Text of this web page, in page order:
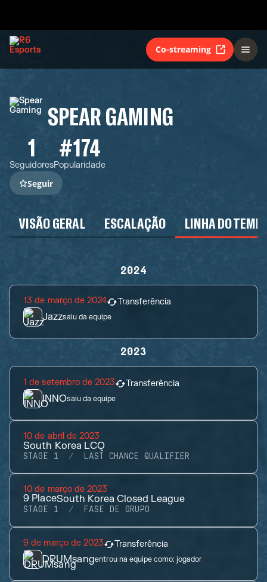
Co-streaming
SPEAR GAMING
1
Seguidores
#174
Popularidade
Seguir
VISÃO GERAL ESCALAÇÃO LINHA DO
2024
13 de março de 2024 Transferência
Jazzsaiu da equipe
2023
1 de setembro de 2023 Transferência
INNOsaiu da equipe
10 de abril de 2023
South Korea LCQ
STAGE 1 LAST CHANCE QUALIFIER
10 de março de 2023
9 PlaceSouth Korea Closed League
STAGE 1 FASE DE GRUPO
9 de março de 2023 Transferência
DRUMsangentrou na equipe como:jogador